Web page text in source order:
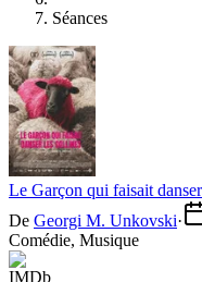
Séances
Le Garçon qui faisait
De Georgi M. Unkovski·
Comédie, Musique